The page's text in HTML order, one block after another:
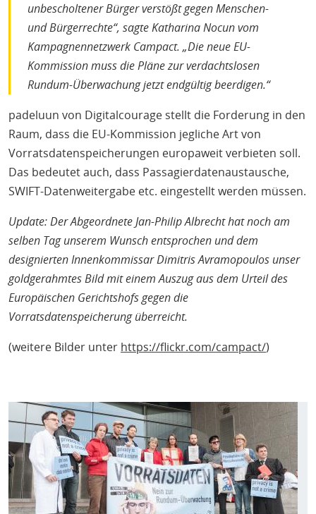
unbescholtener Bürger verstößt gegen Menschen-
und Bürgerrechte“, sagte Katharina Nocun vom
Kampagnennetzwerk Campact. „Die neue EU-
Kommission muss die Pläne zur verdachtslosen
Rundum-Überwachung jetzt endgültig beerdigen.“
padeluun von Digitalcourage stellt die Forderung in den
Raum, dass die EU-Kommission jegliche Art von
Vorratsdatenspeicherungen europaweit verbieten soll.
Das bedeutet auch, dass Passagierdatenaustausche,
SWIFT-Datenweitergabe etc. eingestellt werden müssen.
Update: Der Abgeordnete Jan-Philip Albrecht hat noch am
selben Tag unserem Wunsch entsprochen und dem
designierten Innenkommissar Dimitris Avramopoulos unser
goldgerahmtes Bild mit einem Auszug aus dem Urteil des
Europäischen Gerichtshofs gegen die
Vorratsdatenspeicherung überreicht.
(weitere Bilder unter https://flickr.com/campact/)
Galerie
Bild